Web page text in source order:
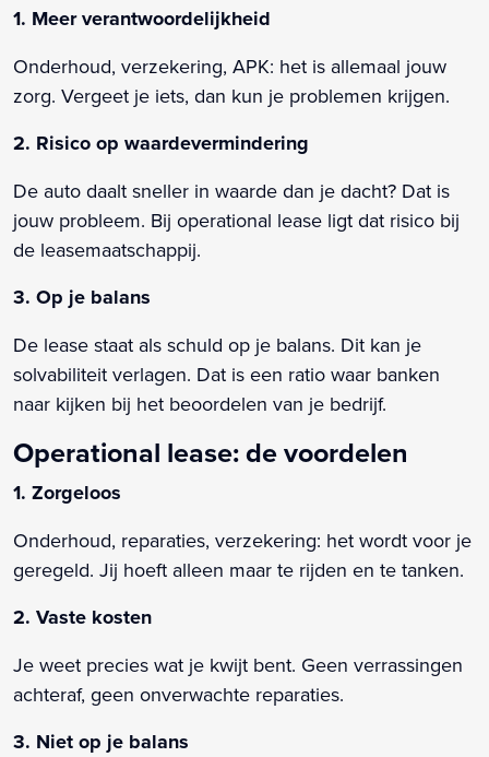
1. Meer verantwoordelijkheid
Onderhoud, verzekering, APK: het is allemaal jouw
zorg. Vergeet je iets, dan kun je problemen krijgen.
2. Risico op waardevermindering
De auto daalt sneller in waarde dan je dacht? Dat is
jouw probleem. Bij operational lease ligt dat risico bij
de leasemaatschappij.
3. Op je balans
De lease staat als schuld op je balans. Dit kan je
solvabiliteit verlagen. Dat is een ratio waar banken
naar kijken bij het beoordelen van je bedrijf.
Operational lease: de voordelen
1. Zorgeloos
Onderhoud, reparaties, verzekering: het wordt voor je
geregeld. Jij hoeft alleen maar te rijden en te tanken.
2. Vaste kosten
Je weet precies wat je kwijt bent. Geen verrassingen
achteraf, geen onverwachte reparaties.
3. Niet op je balans